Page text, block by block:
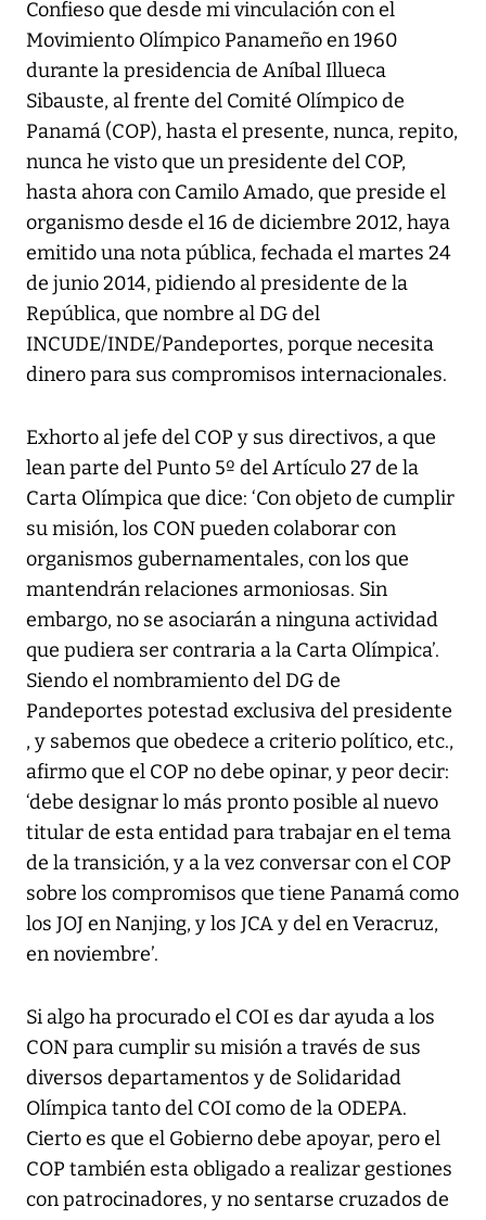
Confieso que desde mi vinculación con el
Movimiento Olímpico Panameño en 1960
durante la presidencia de Aníbal Illueca
Sibauste, al frente del Comité Olímpico de
Panamá (COP), hasta el presente, nunca, repito,
nunca he visto que un presidente del COP,
hasta ahora con Camilo Amado, que preside el
organismo desde el 16 de diciembre 2012, haya
emitido una nota pública, fechada el martes 24
de junio 2014, pidiendo al presidente de la
República, que nombre al DG del
INCUDE/INDE/Pandeportes, porque necesita
dinero para sus compromisos internacionales.
Exhorto al jefe del COP y sus directivos, a que
lean parte del Punto 5º del Artículo 27 de la
Carta Olímpica que dice: ‘Con objeto de cumplir
su misión, los CON pueden colaborar con
organismos gubernamentales, con los que
mantendrán relaciones armoniosas. Sin
embargo, no se asociarán a ninguna actividad
que pudiera ser contraria a la Carta Olímpica’.
Siendo el nombramiento del DG de
Pandeportes potestad exclusiva del presidente
, y sabemos que obedece a criterio político, etc.,
afirmo que el COP no debe opinar, y peor decir:
‘debe designar lo más pronto posible al nuevo
titular de esta entidad para trabajar en el tema
de la transición, y a la vez conversar con el COP
sobre los compromisos que tiene Panamá como
los JOJ en Nanjing, y los JCA y del en Veracruz,
en noviembre’.
Si algo ha procurado el COI es dar ayuda a los
CON para cumplir su misión a través de sus
diversos departamentos y de Solidaridad
Olímpica tanto del COI como de la ODEPA.
Cierto es que el Gobierno debe apoyar, pero el
COP también esta obligado a realizar gestiones
con patrocinadores, y no sentarse cruzados de